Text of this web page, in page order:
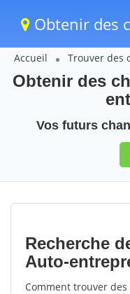
Obtenir des
Accueil Trouver des
Obtenir des
Vos futurs
Recherche
Auto-
Comment trouver